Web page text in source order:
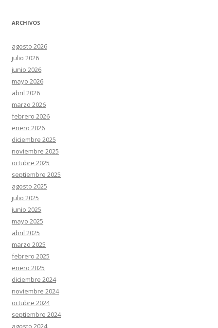
ARCHIVOS
agosto 2026
julio 2026
junio 2026
mayo 2026
abril 2026
marzo 2026
febrero 2026
enero 2026
diciembre 2025
noviembre 2025
octubre 2025
septiembre 2025
agosto 2025
julio 2025
junio 2025
mayo 2025
abril 2025
marzo 2025
febrero 2025
enero 2025
diciembre 2024
noviembre 2024
octubre 2024
septiembre 2024
agosto 2024